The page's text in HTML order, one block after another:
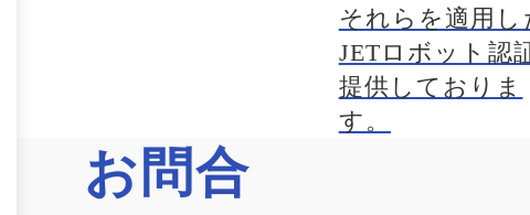
それらを適用し
JETロボット認
提供しておりま
す。
お問合